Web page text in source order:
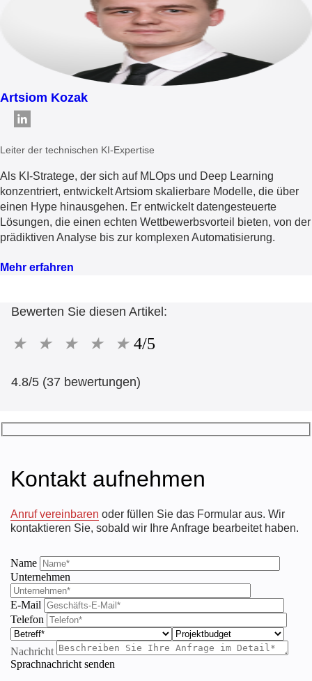
Artsiom Kozak
Leiter der technischen KI-Expertise
Als KI-Stratege, der sich auf MLOps und Deep Learning
konzentriert, entwickelt Artsiom skalierbare Modelle, die über
einen Hype hinausgehen. Er entwickelt datengesteuerte
Lösungen, die einen echten Wettbewerbsvorteil bieten, von der
prädiktiven Analyse bis zur komplexen Automatisierung.
Mehr erfahren
Bewerten Sie diesen Artikel:
★ ★ ★ ★ ★ 4/5
4.8/5 (37 bewertungen)
Kontakt aufnehmen
Anruf vereinbaren oder füllen Sie das Formular aus. Wir
kontaktieren Sie, sobald wir Ihre Anfrage bearbeitet haben.
Name
Unternehmen
E-Mail
Telefon
Nachricht
Sprachnachricht senden